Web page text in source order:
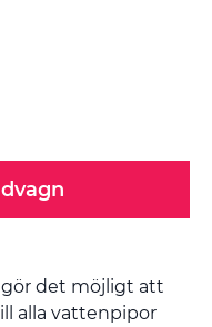
gör det möjligt att
alla vattenpipor